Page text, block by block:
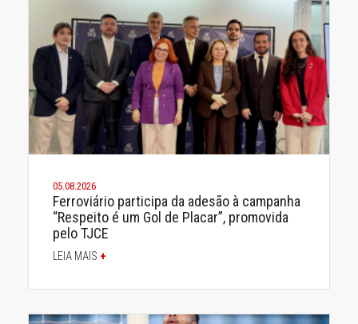
05.08.2026
Ferroviário participa da adesão à campanha
“Respeito é um Gol de Placar”, promovida
pelo TJCE
LEIA MAIS +